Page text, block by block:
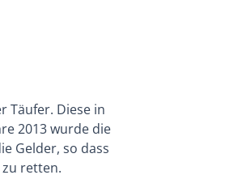
Täufer. Diese in
2013 wurde die
Gelder, so dass
retten.